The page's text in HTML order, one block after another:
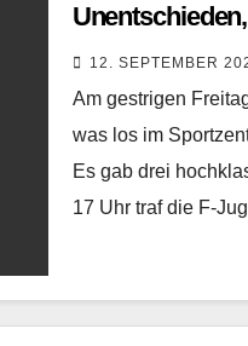
12. SEPTEMBER
Am gestrigen
was los im
Es gab drei
17 Uhr traf die F-